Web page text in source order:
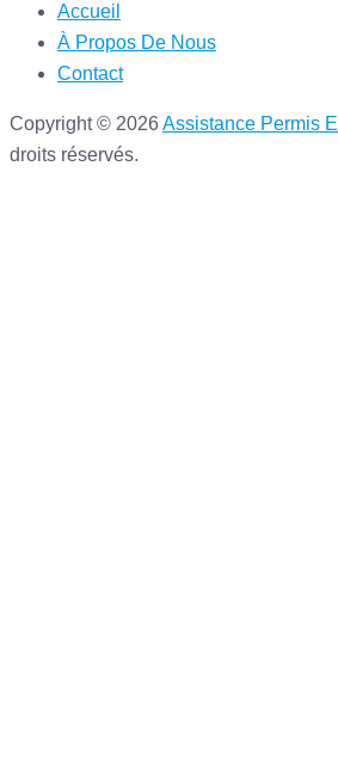
Accueil
À Propos De Nous
Contact
Copyright © 2026Assistance Permis
droits réservés.